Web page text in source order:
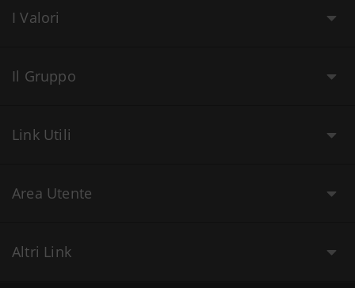
I Valori
Il Gruppo
Link Utili
Area Utente
Altri Link